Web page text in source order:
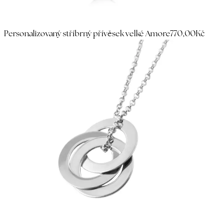
Personalizovaný stříbrný přívěsek velké Amore770,00Kč